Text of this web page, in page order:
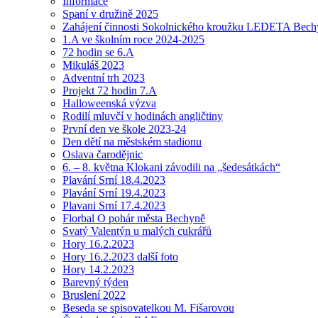
Spaní v družině 2025
Zahájení činnosti Sokolnického kroužku LEDETA
1.A ve školním roce 2024-2025
72 hodin se 6.A
Mikuláš 2023
Adventní trh 2023
Projekt 72 hodin 7.A
Halloweenská výzva
Rodilí mluvčí v hodinách angličtiny
První den ve škole 2023-24
Den dětí na městském stadionu
Oslava čarodějnic
6. – 8. května Klokani závodili na „šedesátkách“
Plavání Srní 18.4.2023
Plavání Srní 19.4.2023
Plavani Srní 17.4.2023
Florbal O pohár města Bechyně
Svatý Valentýn u malých cukrářů
Hory 16.2.2023
Hory 16.2.2023 další foto
Hory 14.2.2023
Barevný týden
Bruslení 2022
Beseda se spisovatelkou M. Fišarovou